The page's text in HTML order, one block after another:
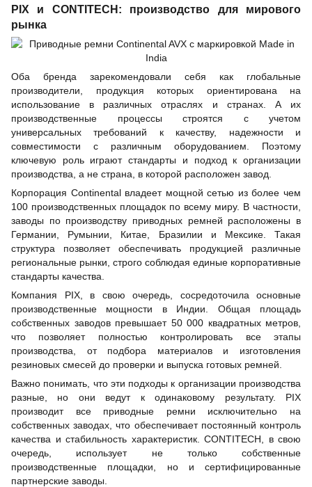
PIX и CONTITECH: производство для мирового
рынка
Оба бренда зарекомендовали себя как глобальные
производители, продукция которых ориентирована на
использование в различных отраслях и странах. А их
производственные процессы строятся с учетом
универсальных требований к качеству, надежности и
совместимости с различным оборудованием. Поэтому
ключевую роль играют стандарты и подход к организации
производства, а не страна, в которой расположен завод.
Корпорация Continental владеет мощной сетью из более чем
100 производственных площадок по всему миру. В частности,
заводы по производству приводных ремней расположены в
Германии, Румынии, Китае, Бразилии и Мексике. Такая
структура позволяет обеспечивать продукцией различные
региональные рынки, строго соблюдая единые корпоративные
стандарты качества.
Компания PIX, в свою очередь, сосредоточила основные
производственные мощности в Индии. Общая площадь
собственных заводов превышает 50 000 квадратных метров,
что позволяет полностью контролировать все этапы
производства, от подбора материалов и изготовления
резиновых смесей до проверки и выпуска готовых ремней.
Важно понимать, что эти подходы к организации производства
разные, но они ведут к одинаковому результату. PIX
производит все приводные ремни исключительно на
собственных заводах, что обеспечивает постоянный контроль
качества и стабильность характеристик. CONTITECH, в свою
очередь, использует не только собственные
производственные площадки, но и сертифицированные
партнерские заводы.